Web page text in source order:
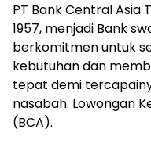
PT Bank Central Asia
1957, menjadi Bank
berkomitmen untuk
kebutuhan dan
tepat demi
nasabah. Lowongan
(BCA).